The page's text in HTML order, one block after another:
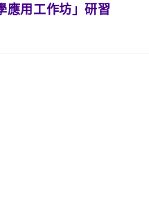
應用工作坊」研習